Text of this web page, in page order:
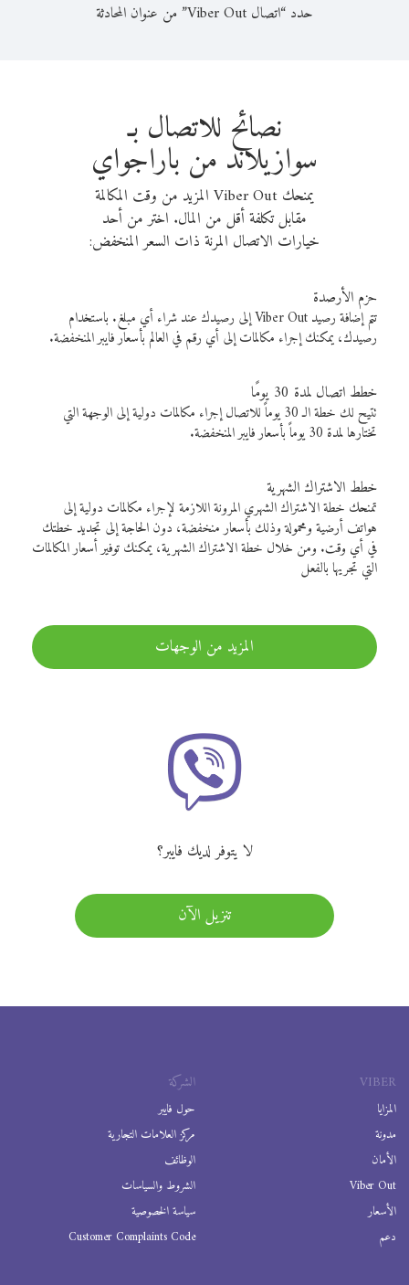
حدد “اتصال Viber Out” من عنوان المحادثة
نصائح للاتصال بـ
سوازيلاند من باراجواي
يمنحك Viber Out المزيد من وقت المكالمة
مقابل تكلفة أقل من المال. اختر من أحد
خيارات الاتصال المرنة ذات السعر المنخفض:
حزم الأرصدة
تتم إضافة رصيد Viber Out إلى رصيدك عند شراء أي مبلغ. باستخدام
رصيدك، يمكنك إجراء مكالمات إلى أي رقم في العالم بأسعار فايبر المنخفضة.
خطط اتصال لمدة 30 يومًا
تتيح لك خطة الـ 30 يوماً للاتصال إجراء مكالمات دولية إلى الوجهة التي
تختارها لمدة 30 يوماً بأسعار فايبر المنخفضة.
خطط الاشتراك الشهرية
تمنحك خطة الاشتراك الشهري المرونة اللازمة لإجراء مكالمات دولية إلى
هواتف أرضية ومحمولة وذلك بأسعار منخفضة، دون الحاجة إلى تجديد خطتك
في أي وقت. ومن خلال خطة الاشتراك الشهرية، يمكنك توفير أسعار المكالمات
التي تجريها بالفعل
المزيد من الوجهات
لا يتوفر لديك فايبر؟
تنزيل الآن
VIBER
المزايا
مدونة
الأمان
Viber Out
الأسعار
دعم
الشركة
حول فايبر
مركز العلامات التجارية
الوظائف
الشروط والسياسات
سياسة الخصوصية
Customer Complaints Code